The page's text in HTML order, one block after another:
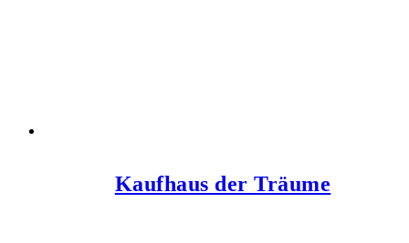
Kaufhaus der Träume